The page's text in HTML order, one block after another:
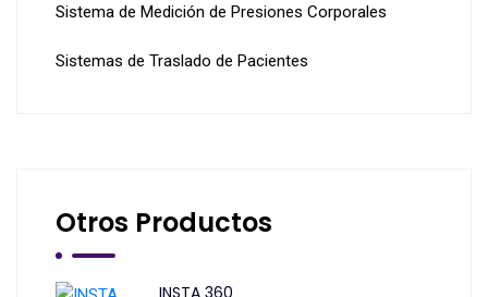
Sistema de Medición de Presiones Corporales
Sistemas de Traslado de Pacientes
Otros Productos
INSTA 360